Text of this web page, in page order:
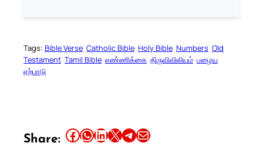
Tags: Bible Verse Catholic Bible Holy Bible Numbers Old
Testament Tamil Bible எண்ணிக்கை திருவிவிலியம் பழைய
ஏற்பாடு
Share: Share this article on Facebook Share this article on WhatsApp Share this article on LinkedIn Share this article on X Share this article on TelegramEmail this Article